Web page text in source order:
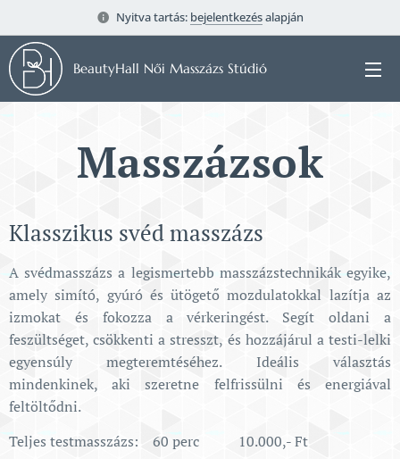
Nyitva tartás: bejelentkezésalapján
BeautyHall Női Masszázs Stúdió
Masszázsok
Klasszikus svéd masszázs
A svédmasszázs a legismertebb masszázstechnikák egyike,
amely simító, gyúró és ütögető mozdulatokkal lazítja az
izmokat és fokozza a vérkeringést. Segít oldani a
feszültséget, csökkenti a stresszt, és hozzájárul a testi-lelki
egyensúly megteremtéséhez. Ideális választás
mindenkinek, aki szeretne felfrissülni és energiával
feltöltődni.
Teljes testmasszázs: 60 perc 10.000,- Ft